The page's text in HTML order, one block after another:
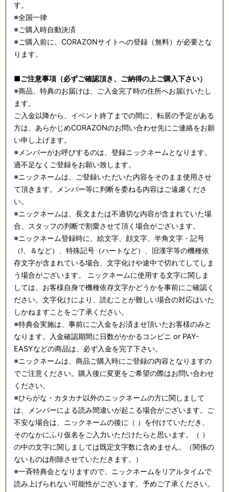
す。
※全国一律
※ご購入時自動決済
※ご購入前に、CORAZONサイトへの登録（無料）が必要とな
ります。
■ご注意事項（必ずご確認頂き、ご納得の上ご購入下さい）
※商品、特典のお届けは、ご入金完了時の住所へお届けいたし
ます。
ご入金以降から、イベント終了までの間に、転居の予定がある
方は、あらかじめCORAZONのお問い合わせ先にご連絡をお願
い申し上げます。
※ メンバーがお呼びするのは、登録ニックネームとなります。
過不足なくご登録をお願い致します。
※ニックネームは、ご登録いただいた内容をそのまま使用させ
て頂きます。メンバー等に判断を委ねる内容はご遠慮くださ
い。
※ニックネームは、長文または不適切な内容が含まれていた場
合、スタッフの判断で割愛させて頂く場合がございます。
※ニックネーム登録時に、絵文字、顔文字、半角文字・記号
（! 、＆など）、特殊記号（ハートなど）、旧漢字等の機種依
存文字が含まれている場合、文字化けや途中で切れてしてしま
う場合がございます。
ニックネームに使用する文字に関しま
しては、お客様自身で機種依存文字かどうかを事前にご確認く
ださい。文字化けにより、読むことが難しい場合の対応はいた
しかねますことをご了承ください。
※特典会実施は、事前にご入金をお済ませ頂いたお客様のみと
なります。入金確認期間に日数がかかるコンビニ or PAY-
EASYなどの商品は、必ず入金を完了下さい。
※ニックネームは、商品ご購入時にご登録の内容となりますの
でご注意ください。購入後に変更をご希望の際はお問い合わせ
ください。
※ひらがな・カタカナ以外のニックネームの方に関しまして
は、メンバーによる読み間違いが起こる場合がございます。ご
不安な場合は、ニックネームの後に（ ）を付けていただき、
そのなかにふり仮名をご入力いただけたらと思います。（ ）
の中の文字に関しましては既定文字数に含めません。（関係の
ないものは削除させていただきます。）
※一斉特典会となりますので、ニックネームをリアルタイムで
読み上げられない可能性がございます。予めご了承ください。